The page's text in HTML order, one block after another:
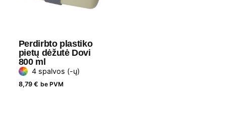
Perdirbto plastiko
pietų dėžutė Dovi
800 ml
4 spalvos (-ų)
8,79 € be PVM